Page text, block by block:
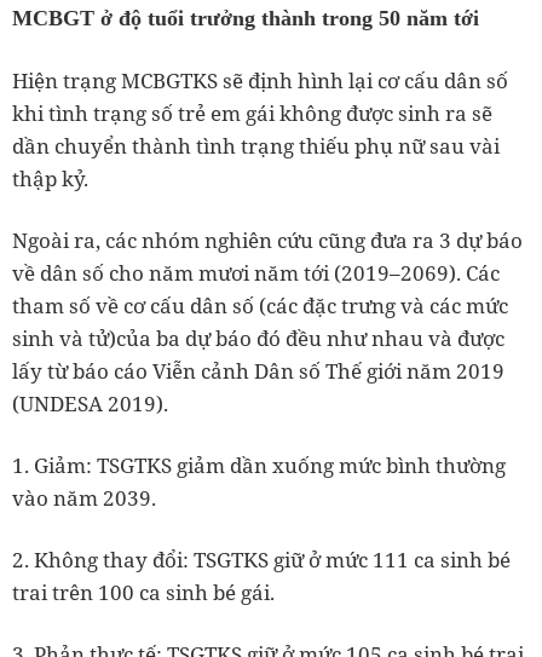
MCBGT ở độ tuổi trưởng thành trong 50 năm tới
Hiện trạng MCBGTKS sẽ định hình lại cơ cấu dân số
khi tình trạng số trẻ em gái không được sinh ra sẽ
dần chuyển thành tình trạng thiếu phụ nữ sau vài
thập kỷ.
Ngoài ra, các nhóm nghiên cứu cũng đưa ra 3 dự báo
về dân số cho năm mươi năm tới (2019–2069). Các
tham số về cơ cấu dân số (các đặc trưng và các mức
sinh và tử)của ba dự báo đó đều như nhau và được
lấy từ báo cáo Viễn cảnh Dân số Thế giới năm 2019
(UNDESA 2019).
1. Giảm: TSGTKS giảm dần xuống mức bình thường
vào năm 2039.
2. Không thay đổi: TSGTKS giữ ở mức 111 ca sinh bé
trai trên 100 ca sinh bé gái.